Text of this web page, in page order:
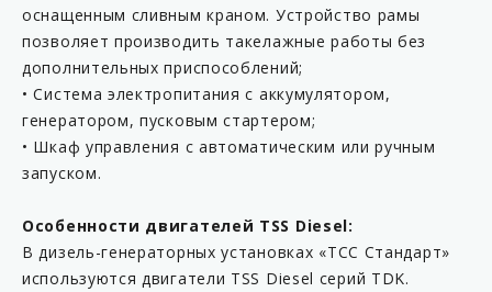
оснащенным сливным краном. Устройство рамы
позволяет производить такелажные работы без
дополнительных приспособлений;
• Система электропитания с аккумулятором,
генератором, пусковым стартером;
• Шкаф управления с автоматическим или ручным
запуском.
Особенности двигателей TSS Diesel:
В дизель-генераторных установках «ТСС Стандарт»
используются двигатели TSS Diesel серий TDK.